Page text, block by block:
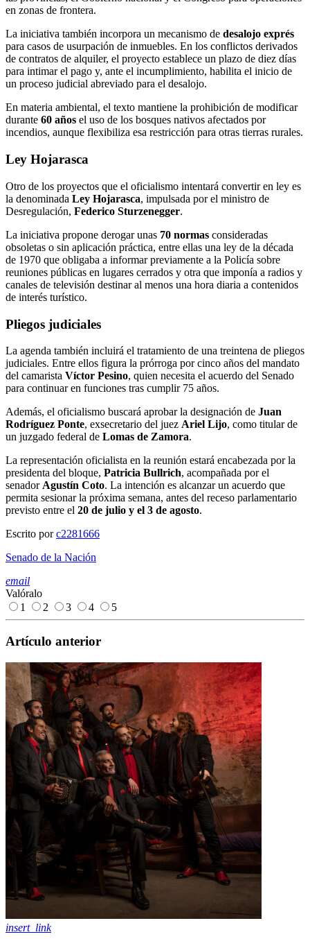
en zonas de frontera.
La iniciativa también incorpora un mecanismo de desalojo exprés
para casos de usurpación de inmuebles. En los conflictos derivados
de contratos de alquiler, el proyecto establece un plazo de diez días
para intimar el pago y, ante el incumplimiento, habilita el inicio de
un proceso judicial abreviado para el desalojo.
En materia ambiental, el texto mantiene la prohibición de modificar
durante 60 años el uso de los bosques nativos afectados por
incendios, aunque flexibiliza esa restricción para otras tierras rurales.
Ley Hojarasca
Otro de los proyectos que el oficialismo intentará convertir en ley es
la denominada Ley Hojarasca, impulsada por el ministro de
Desregulación, Federico Sturzenegger.
La iniciativa propone derogar unas 70 normas consideradas
obsoletas o sin aplicación práctica, entre ellas una ley de la década
de 1970 que obligaba a informar previamente a la Policía sobre
reuniones públicas en lugares cerrados y otra que imponía a radios y
canales de televisión destinar al menos una hora diaria a contenidos
de interés turístico.
Pliegos judiciales
La agenda también incluirá el tratamiento de una treintena de pliegos
judiciales. Entre ellos figura la prórroga por cinco años del mandato
del camarista Víctor Pesino, quien necesita el acuerdo del Senado
para continuar en funciones tras cumplir 75 años.
Además, el oficialismo buscará aprobar la designación de Juan
Rodríguez Ponte, exsecretario del juez Ariel Lijo, como titular de
un juzgado federal de Lomas de Zamora.
La representación oficialista en la reunión estará encabezada por la
presidenta del bloque, Patricia Bullrich, acompañada por el
senador Agustín Coto. La intención es alcanzar un acuerdo que
permita sesionar la próxima semana, antes del receso parlamentario
previsto entre el 20 de julio y el 3 de agosto.
Escrito porc2281666
Senado de la Nación
email
Valóralo
1
2 3 4 5
Artículo anterior
insert_link